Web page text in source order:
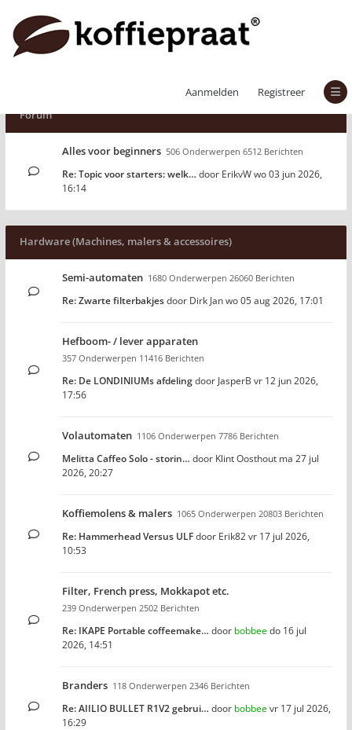
Aanmelden
Registreer
Forum
Alles voor beginners 506 Onderwerpen 6512 Berichten
Re: Topic voor starters: welk… door ErikvWwo 03 jun 2026,
16:14
Hardware (Machines, malers & accessoires)
Semi-automaten 1680 Onderwerpen 26060 Berichten
Re: Zwarte filterbakjesdoor Dirk Janwo 05 aug 2026, 17:01
Hefboom- / lever apparaten
357 Onderwerpen 11416 Berichten
Re: De LONDINIUMs afdelingdoor JasperB vr 12 jun 2026,
17:56
Volautomaten 1106 Onderwerpen 7786 Berichten
Melitta Caffeo Solo - storin… door Klint Oosthout ma 27 jul
2026, 20:27
Koffiemolens & malers 1065 Onderwerpen 20803 Berichten
Re: Hammerhead Versus ULFdoor Erik82vr 17 jul 2026,
10:53
Filter, French press, Mokkapot etc.
239 Onderwerpen 2502 Berichten
Re: IKAPE Portable coffeemake… door bobbeedo 16 jul
2026, 14:51
Branders 118 Onderwerpen 2346 Berichten
Re: AIILIO BULLET R1V2 gebrui… door bobbeevr 17 jul 2026,
16:29